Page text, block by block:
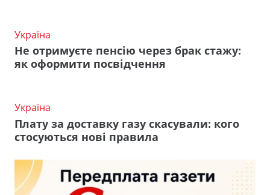
Україна
Не отримуєте пенсію через брак стажу:
як оформити посвідчення
Україна
Плату за доставку газу скасували: кого
стосуються нові правила